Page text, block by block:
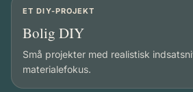
ET DIY-PROJEKT
Bolig DIY
Små projekter med realistisk
materialefokus.